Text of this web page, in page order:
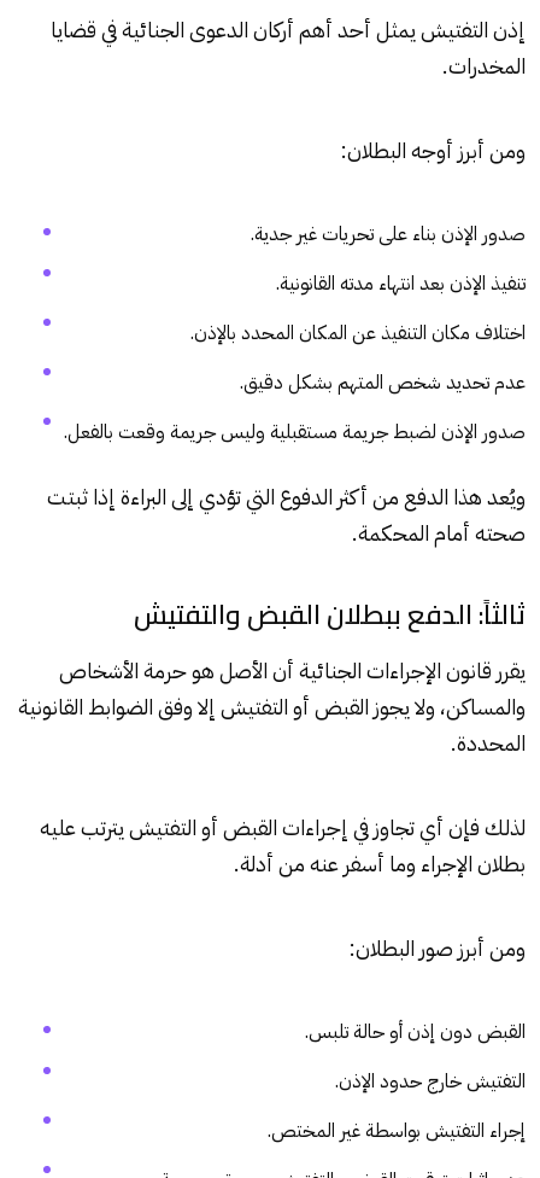
إذن التفتيش يمثل أحد أهم أركان الدعوى الجنائية في قضايا
المخدرات.
ومن أبرز أوجه البطلان:
صدور الإذن بناء على تحريات غير جدية.
تنفيذ الإذن بعد انتهاء مدته القانونية.
اختلاف مكان التنفيذ عن المكان المحدد بالإذن.
عدم تحديد شخص المتهم بشكل دقيق.
صدور الإذن لضبط جريمة مستقبلية وليس جريمة وقعت بالفعل.
ويُعد هذا الدفع من أكثر الدفوع التي تؤدي إلى البراءة إذا ثبتت
صحته أمام المحكمة.
ثالثاً: الدفع ببطلان القبض والتفتيش
يقرر قانون الإجراءات الجنائية أن الأصل هو حرمة الأشخاص
والمساكن، ولا يجوز القبض أو التفتيش إلا وفق الضوابط القانونية
المحددة.
لذلك فإن أي تجاوز في إجراءات القبض أو التفتيش يترتب عليه
بطلان الإجراء وما أسفر عنه من أدلة.
ومن أبرز صور البطلان:
القبض دون إذن أو حالة تلبس.
التفتيش خارج حدود الإذن.
إجراء التفتيش بواسطة غير المختص.